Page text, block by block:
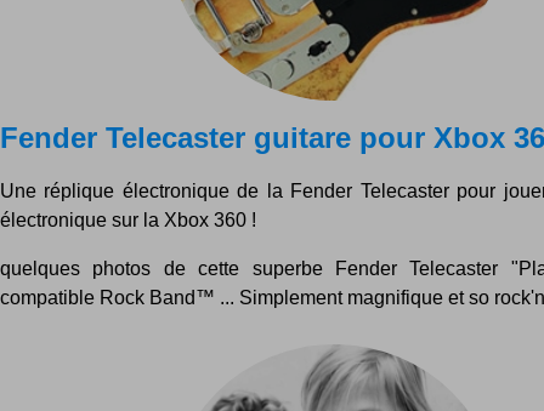
Fender Telecaster guitare pour Xbox
Une réplique électronique de la Fender Telecaster pour
électronique sur la Xbox 360 !
quelques photos de cette superbe Fender Telecaster
compatible Rock Band™ ... Simplement magnifique et so